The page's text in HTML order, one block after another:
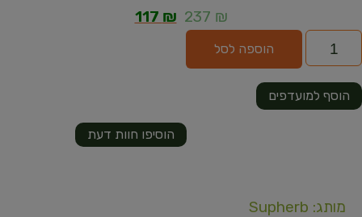
237 ₪
117 ₪
הוספה לסל
הוסיפו חוות דעת
הוסף למועדפים
מותג: Supherb